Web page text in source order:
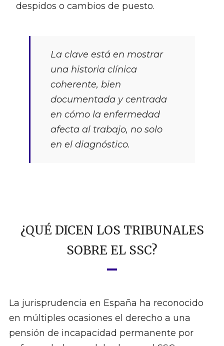
despidos o cambios de puesto.
La clave está en mostrar
una historia clínica
coherente, bien
documentada y centrada
en cómo la enfermedad
afecta al trabajo, no solo
en el diagnóstico.
¿QUÉ DICEN LOS TRIBUNALES
SOBRE EL SSC?
La jurisprudencia en España ha reconocido
en múltiples ocasiones el derecho a una
pensión de incapacidad permanente por